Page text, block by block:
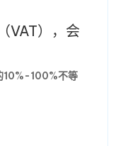
VAT），会
10%-100%不等